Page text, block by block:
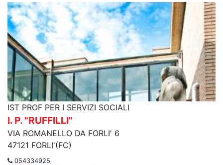
IST PROF PER I SERVIZI SOCIALI
I. P. "RUFFILLI"
VIA ROMANELLO DA FORLI' 6
47121 FORLI'(FC)
054334925